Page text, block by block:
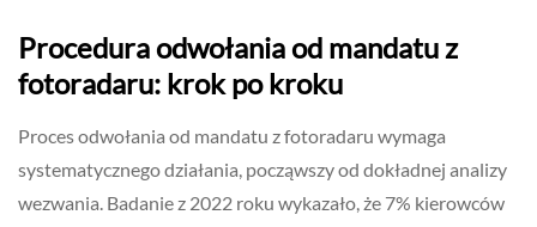
Procedura odwołania od mandatu z
fotoradaru: krok po kroku
Proces odwołania od mandatu z fotoradaru wymaga
systematycznego działania, począwszy od dokładnej analizy
wezwania. Badanie z 2022 roku wykazało, że 7% kierowców